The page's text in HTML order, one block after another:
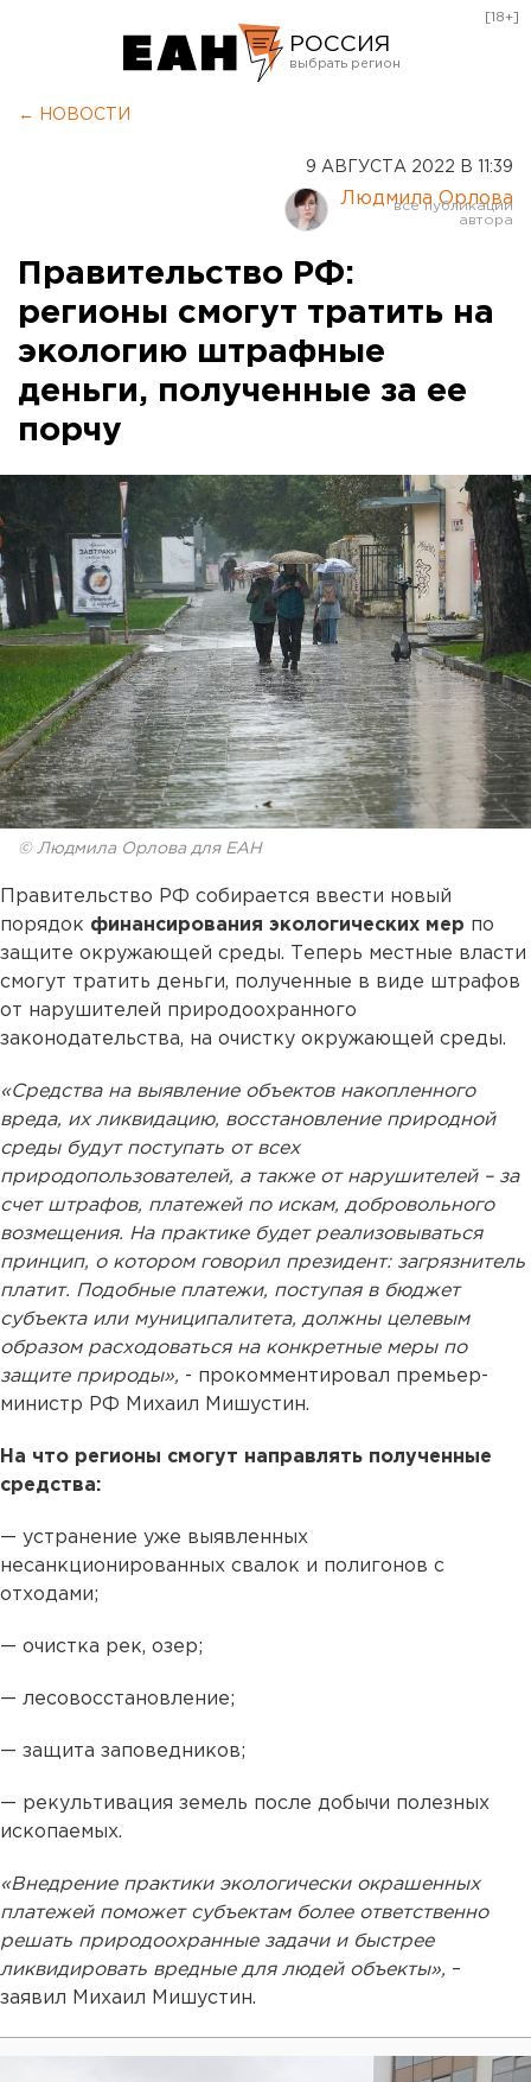
РОССИЯ
Курган
Оренбург
[18+]
← НОВОСТИ
9 АВГУСТА 2022 В 11:39
Людмила Орлова
Правительство РФ:
регионы смогут тратить на
экологию штрафные
деньги, полученные за ее
порчу
© Людмила Орлова для ЕАН
Правительство РФ собирается ввести новый
порядок финансирования экологических мер по
защите окружающей среды. Теперь местные власти
смогут тратить деньги, полученные в виде штрафов
от нарушителей природоохранного
законодательства, на очистку окружающей среды.
«Средства на выявление объектов накопленного
вреда, их ликвидацию, восстановление природной
среды будут поступать от всех
природопользователей, а также от нарушителей – за
счет штрафов, платежей по искам, добровольного
возмещения. На практике будет реализовываться
принцип, о котором говорил президент: загрязнитель
платит. Подобные платежи, поступая в бюджет
субъекта или муниципалитета, должны целевым
образом расходоваться на конкретные меры по
защите природы», - прокомментировал премьер-
министр РФ Михаил Мишустин.
На что регионы смогут направлять полученные
средства:
— устранение уже выявленных
несанкционированных свалок и полигонов с
отходами;
— очистка рек, озер;
— лесовосстановление;
— защита заповедников;
— рекультивация земель после добычи полезных
ископаемых.
«Внедрение практики экологически окрашенных
платежей поможет субъектам более ответственно
решать природоохранные задачи и быстрее
ликвидировать вредные для людей объекты», –
заявил Михаил Мишустин.